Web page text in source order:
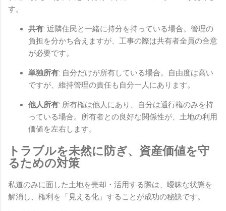
す。
共有: 近隣住民と一緒に持分を持っている場合。管理の
負担を分かち合えますが、工事の際は共有者全員の合意
が必要です。
単独所有: 自分だけが所有している場合。自由度は高い
ですが、維持管理の責任も自分一人にあります。
他人所有: 所有権は他人にあり、自分は通行権のみを持
っている場合。所有者との良好な関係性が、土地の利用
価値を左右します。
トラブルを未然に防ぎ、資産価値を守
るための対策
私道のみに面した土地を売却・活用する際は、曖昧な状態を
解消し、権利を「見える化」することが成功の秘訣です。